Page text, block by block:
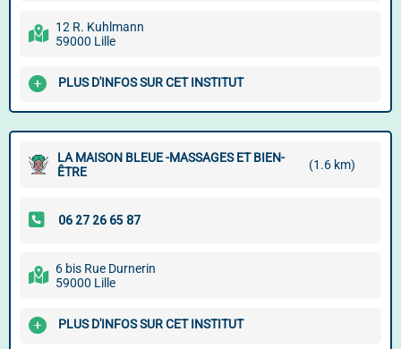
12 R. Kuhlmann
59000 Lille
PLUS D'INFOS SUR CET INSTITUT
LA MAISON BLEUE -MASSAGES ET BIEN-
ÊTRE
(1.6 km)
6 bis Rue Durnerin
59000 Lille
PLUS D'INFOS SUR CET INSTITUT